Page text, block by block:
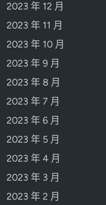
2023 年 12 月
2023 年 11 月
2023 年 10 月
2023 年 9 月
2023 年 8 月
2023 年 7 月
2023 年 6 月
2023 年 5 月
2023 年 4 月
2023 年 3 月
2023 年 2 月